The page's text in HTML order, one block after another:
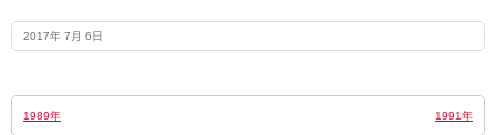
2017年 7月 6日
1989年 1991年